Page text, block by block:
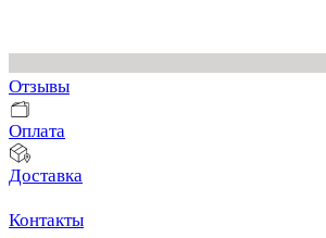
Отзывы
Оплата
Доставка
Контакты